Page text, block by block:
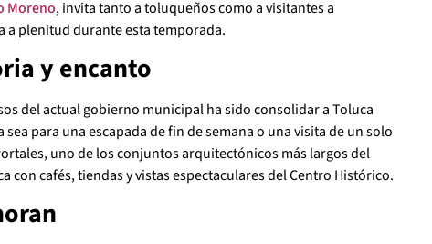
Moreno, invita tanto a toluqueños como a visitantes a
a plenitud durante esta temporada.
y encanto
del actual gobierno municipal ha sido consolidar a Toluca
para una escapada de fin de semana o una visita de un solo
uno de los conjuntos arquitectónicos más largos del
con cafés, tiendas y vistas espectaculares del Centro Histórico.